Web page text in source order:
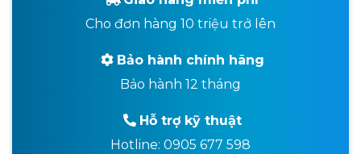
Cho đơn hàng 10 triệu trở lên
Bảo hành chính hãng
Bảo hành 12 tháng
Hỗ trợ kỹ thuật
Hotline: 0905 677 598